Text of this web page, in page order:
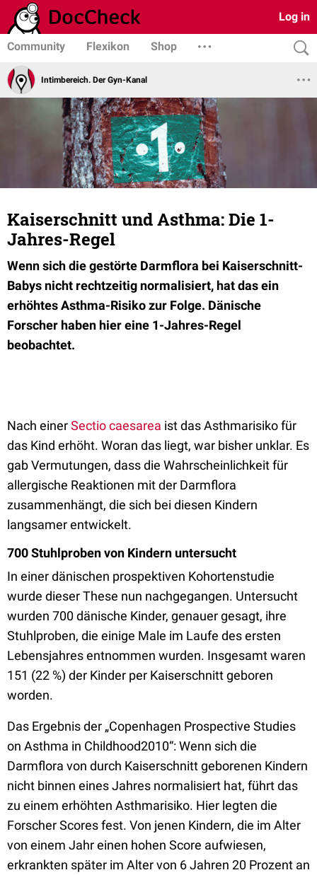
Log in
Community Flexikon Shop
Intimbereich. Der Gyn-Kanal
Kaiserschnitt und Asthma: Die 1-
Jahres-Regel
Wenn sich die gestörte Darmflora bei Kaiserschnitt-
Babys nicht rechtzeitig normalisiert, hat das ein
erhöhtes Asthma-Risiko zur Folge. Dänische
Forscher haben hier eine 1-Jahres-Regel
beobachtet.
Nach einerSectio caesarea ist das Asthmarisiko für
das Kind erhöht. Woran das liegt, war bisher unklar. Es
gab Vermutungen, dass die Wahrscheinlichkeit für
allergische Reaktionen mit der Darmflora
zusammenhängt, die sich bei diesen Kindern
langsamer entwickelt.
700 Stuhlproben von Kindern untersucht
In einer dänischen prospektiven Kohortenstudie
wurde dieser These nun nachgegangen. Untersucht
wurden 700 dänische Kinder, genauer gesagt, ihre
Stuhlproben, die einige Male im Laufe des ersten
Lebensjahres entnommen wurden. Insgesamt waren
151 (22 %) der Kinder per Kaiserschnitt geboren
worden.
Das Ergebnis der „Copenhagen Prospective Studies
on Asthma in Childhood2010“: Wenn sich die
Darmflora von durch Kaiserschnitt geborenen Kindern
nicht binnen eines Jahres normalisiert hat, führt das
zu einem erhöhten Asthmarisiko. Hier legten die
Forscher Scores fest. Von jenen Kindern, die im Alter
von einem Jahr einen hohen Score aufwiesen,
erkrankten später im Alter von 6 Jahren 20 Prozent an